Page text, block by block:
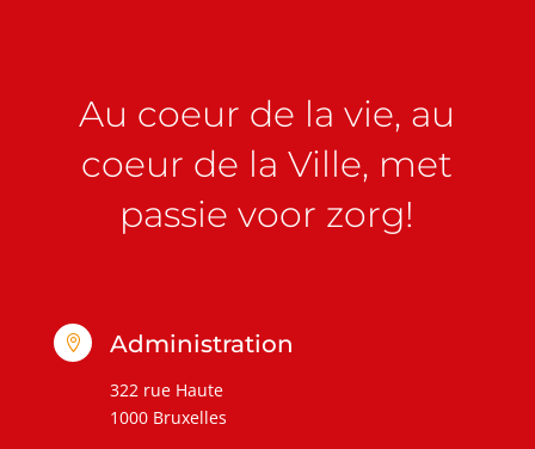
Au coeur de la vie, au
coeur de la Ville, met
passie voor zorg!
 Administration
322 rue Haute
1000 Bruxelles